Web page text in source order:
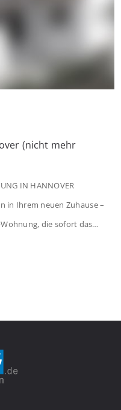
(nicht mehr
IN HANNOVER
in Ihrem neuen Zuhause –
die sofort das